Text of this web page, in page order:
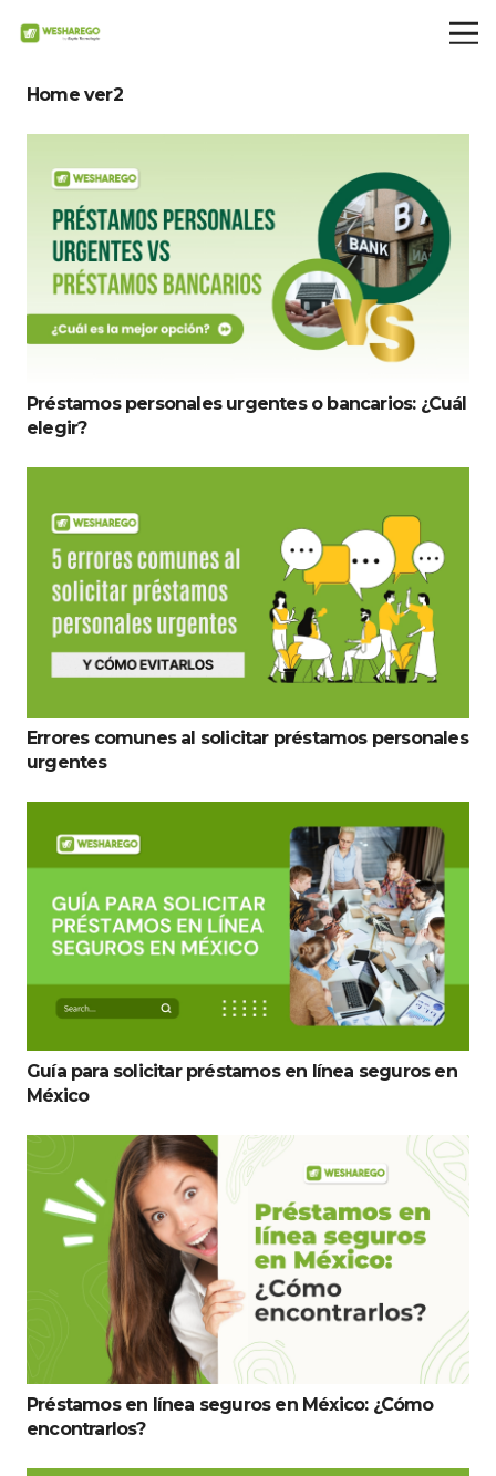
Home ver2
Préstamos personales urgentes o bancarios: ¿Cuál
elegir?
Errores comunes al solicitar préstamos personales
urgentes
Guía para solicitar préstamos en línea seguros en
México
Préstamos en línea seguros en México: ¿Cómo
encontrarlos?